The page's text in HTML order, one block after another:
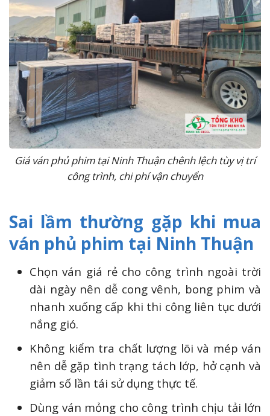
Giá ván phủ phim tại Ninh Thuận chênh lệch tùy vị trí
công trình, chi phí vận chuyển
Sai lầm thường gặp khi mua
ván phủ phim tại Ninh Thuận
Chọn ván giá rẻ cho công trình ngoài trời
dài ngày nên dễ cong vênh, bong phim và
nhanh xuống cấp khi thi công liên tục dưới
nắng gió.
Không kiểm tra chất lượng lõi và mép ván
nên dễ gặp tình trạng tách lớp, hở cạnh và
giảm số lần tái sử dụng thực tế.
Dùng ván mỏng cho công trình chịu tải lớn